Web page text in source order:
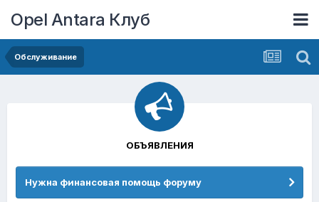
Opel Antara Клуб
Обслуживание
ОБЪЯВЛЕНИЯ
Нужна финансовая помощь форуму